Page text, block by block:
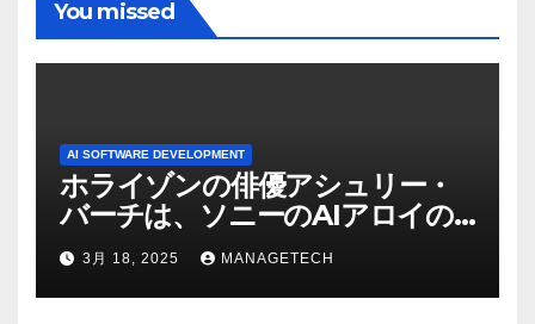
You missed
AI SOFTWARE DEVELOPMENT
ホライゾンの俳優アシュリー・
バーチは、ソニーのAIアロイの
ビデオを見て「ゲームパフォー
マンスという芸術形式に不安を
感じた」と語る – IGN
3月 18, 2025 MANAGETECH